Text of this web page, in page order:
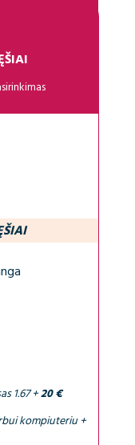
1.67 +20 €
kompiuteriu +